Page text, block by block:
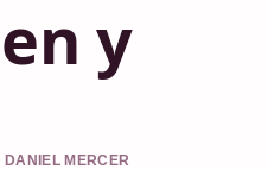
y
DANIEL MERCER